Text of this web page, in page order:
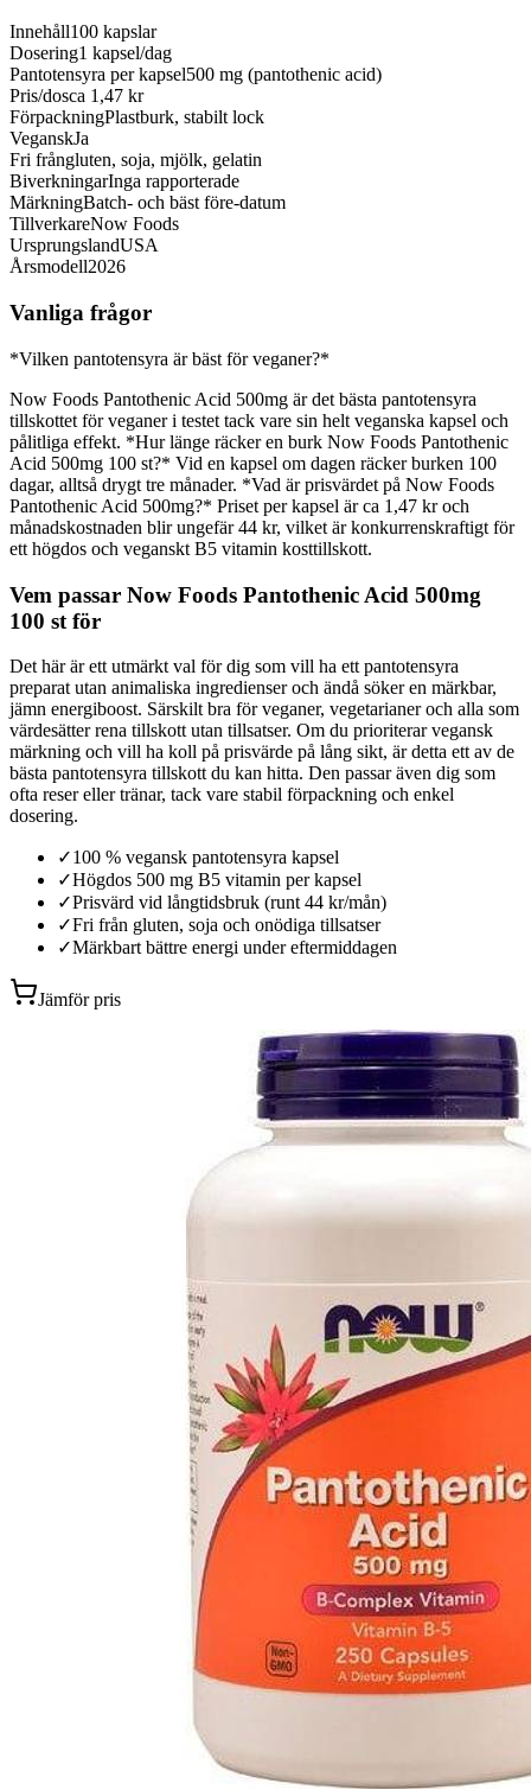
Innehåll100 kapslar
Dosering1 kapsel/dag
Pantotensyra per kapsel500 mg (pantothenic acid)
Pris/dosca 1,47 kr
FörpackningPlastburk, stabilt lock
VeganskJa
Fri frångluten, soja, mjölk, gelatin
BiverkningarInga rapporterade
MärkningBatch- och bäst före-datum
TillverkareNow Foods
UrsprungslandUSA
Årsmodell2026
Vanliga frågor
*Vilken pantotensyra är bäst för veganer?*
Now Foods Pantothenic Acid 500mg är det bästa pantotensyra
tillskottet för veganer i testet tack vare sin helt veganska kapsel och
pålitliga effekt. *Hur länge räcker en burk Now Foods Pantothenic
Acid 500mg 100 st?* Vid en kapsel om dagen räcker burken 100
dagar, alltså drygt tre månader. *Vad är prisvärdet på Now Foods
Pantothenic Acid 500mg?* Priset per kapsel är ca 1,47 kr och
månadskostnaden blir ungefär 44 kr, vilket är konkurrenskraftigt för
ett högdos och veganskt B5 vitamin kosttillskott.
Vem passar Now Foods Pantothenic Acid 500mg
100 st för
Det här är ett utmärkt val för dig som vill ha ett pantotensyra
preparat utan animaliska ingredienser och ändå söker en märkbar,
jämn energiboost. Särskilt bra för veganer, vegetarianer och alla som
värdesätter rena tillskott utan tillsatser. Om du prioriterar vegansk
märkning och vill ha koll på prisvärde på lång sikt, är detta ett av de
bästa pantotensyra tillskott du kan hitta. Den passar även dig som
ofta reser eller tränar, tack vare stabil förpackning och enkel
dosering.
✓100 % vegansk pantotensyra kapsel
✓Högdos 500 mg B5 vitamin per kapsel
✓Prisvärd vid långtidsbruk (runt 44 kr/mån)
✓Fri från gluten, soja och onödiga tillsatser
✓Märkbart bättre energi under eftermiddagen
Jämför pris